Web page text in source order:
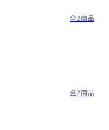
全2商品
全2商品